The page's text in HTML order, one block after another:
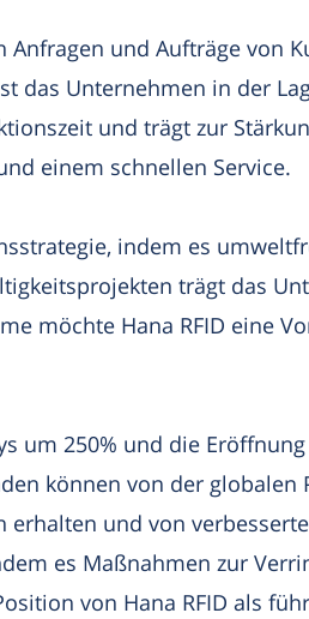
Anfragen und Aufträge von
das Unternehmen in der
und trägt zur
einem schnellen Service.
indem es
trägt das
möchte Hana RFID eine
um 250% und die
können von der
und von
es Maßnahmen zur
von Hana RFID als